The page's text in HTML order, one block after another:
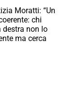
Moratti: “Un
chi
destra non lo
ma cerca